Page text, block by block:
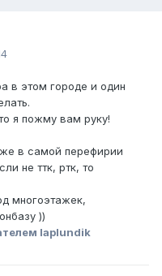
в этом городе и один
я пожму вам руку!
в самой перефирии
не ттк, ртк, то
многоэтажек,
))
laplundik